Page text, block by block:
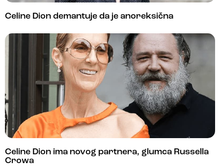
Celine Dion demantuje da je anoreksična
Celine Dion ima novog partnera, glumca Russella
Crowa